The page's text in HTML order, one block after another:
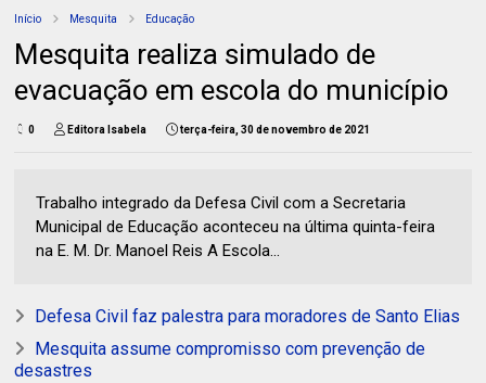
Início Mesquita Educação
Mesquita realiza simulado de
evacuação em escola do município
0 Editora Isabela terça-feira, 30 de novembro de 2021
Trabalho integrado da Defesa Civil com a Secretaria
Municipal de Educação aconteceu na última quinta-feira
na E. M. Dr. Manoel Reis A Escola...
Defesa Civil faz palestra para moradores de Santo Elias
Mesquita assume compromisso com prevenção de
desastres